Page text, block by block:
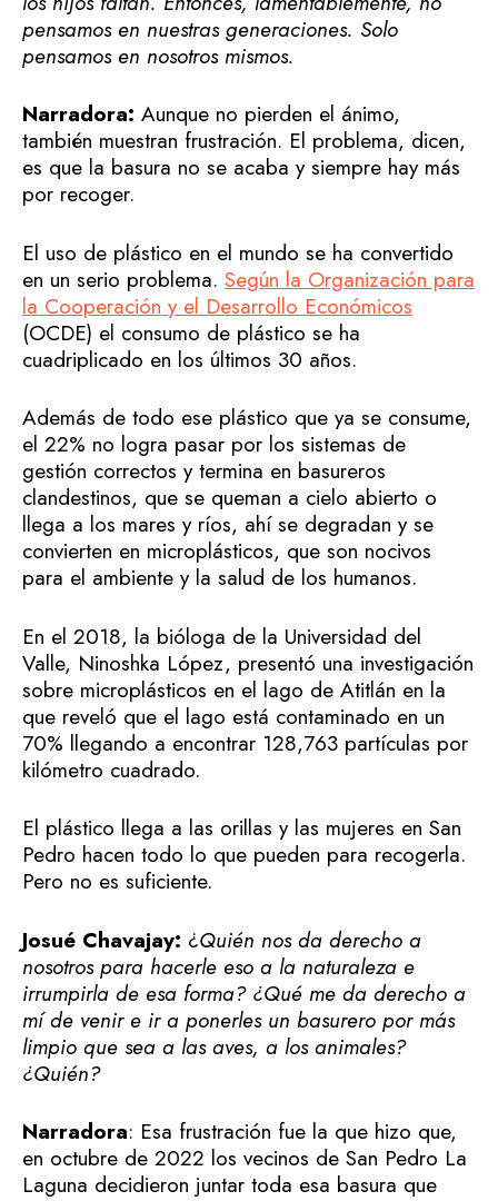
pensamos en nuestras generaciones. Solo
pensamos en nosotros mismos.
Narradora: Aunque no pierden el ánimo,
también muestran frustración. El problema, dicen,
es que la basura no se acaba y siempre hay más
por recoger.
El uso de plástico en el mundo se ha convertido
en un serio problema. Según la Organización para
la Cooperación y el Desarrollo Económicos
(OCDE) el consumo de plástico se ha
cuadriplicado en los últimos 30 años.
Además de todo ese plástico que ya se consume,
el 22% no logra pasar por los sistemas de
gestión correctos y termina en basureros
clandestinos, que se queman a cielo abierto o
llega a los mares y ríos, ahí se degradan y se
convierten en microplásticos, que son nocivos
para el ambiente y la salud de los humanos.
En el 2018, la bióloga de la Universidad del
Valle, Ninoshka López, presentó una investigación
sobre microplásticos en el lago de Atitlán en la
que reveló que el lago está contaminado en un
70% llegando a encontrar 128,763 partículas por
kilómetro cuadrado.
El plástico llega a las orillas y las mujeres en San
Pedro hacen todo lo que pueden para recogerla.
Pero no es suficiente.
Josué Chavajay: ¿Quién nos da derecho a
nosotros para hacerle eso a la naturaleza e
irrumpirla de esa forma? ¿Qué me da derecho a
mí de venir e ir a ponerles un basurero por más
limpio que sea a las aves, a los animales?
¿Quién?
Narradora: Esa frustración fue la que hizo que,
en octubre de 2022 los vecinos de San Pedro La
Laguna decidieron juntar toda esa basura que